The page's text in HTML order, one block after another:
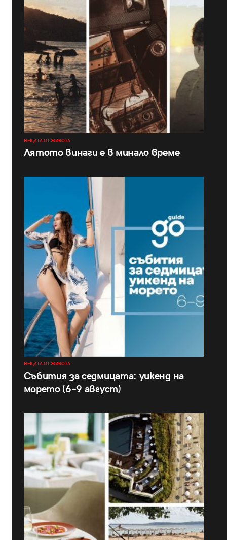
НЕЩАТА ОТ ЖИВОТА
Лятото винаги е в минало време
НЕЩАТА ОТ ЖИВОТА
Събития за седмицата: уикенд на
морето (6–9 август)